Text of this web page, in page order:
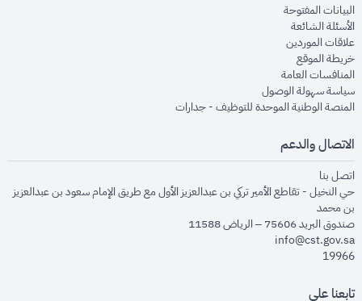
البيانات المفتوحةopens in new window
الأسئلة الشائعةopens in new window
علاقات الموردينopens in new window
خريطة الموقعopens in new window
المنافسات العامةopens in new window
سياسة سهولة الوصولopens in new window
المنصة الوطنية الموحدة للتوظيف - جداراتopens in new window
الاتصال والدعم
اتصل بنا
حي النخيل - تقاطع الأمير تركي بن عبدالعزيز الأول مع طريق الإمام سعود بن عبدالعزيز
بن محمد
صندوق البريد 75606 – الرياض 11588
info@cst.gov.sa
19966
تابعنا على